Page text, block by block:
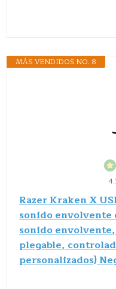
MÁS VENDIDOS NO. 8
Razer Kraken X
sonido
sonido
plegable,
personalizados)